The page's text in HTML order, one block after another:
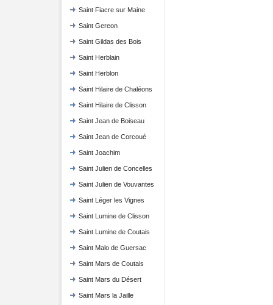
Saint Fiacre sur Maine
Saint Gereon
Saint Gildas des Bois
Saint Herblain
Saint Herblon
Saint Hilaire de Chaléons
Saint Hilaire de Clisson
Saint Jean de Boiseau
Saint Jean de Corcoué
Saint Joachim
Saint Julien de Concelles
Saint Julien de Vouvantes
Saint Léger les Vignes
Saint Lumine de Clisson
Saint Lumine de Coutais
Saint Malo de Guersac
Saint Mars de Coutais
Saint Mars du Désert
Saint Mars la Jaille